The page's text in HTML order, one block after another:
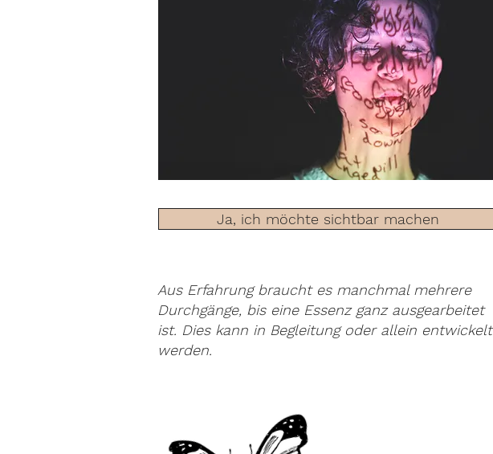
Ja, ich möchte sichtbar machen
Aus Erfahrung braucht es manchmal mehrere
Durchgänge, bis eine Essenz ganz ausgearbeitet
ist. Dies kann in Begleitung oder allein entwickelt
werden.